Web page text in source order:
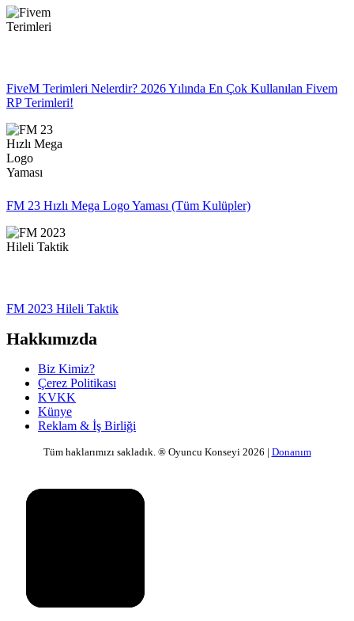
FiveM Terimleri Nelerdir? 2026 Yılında En Çok Kullanılan Fivem
RP Terimleri!
FM 23 Hızlı Mega Logo Yaması (Tüm Kulüpler)
FM 2023 Hileli Taktik
Hakkımızda
Biz Kimiz?
Çerez Politikası
KVKK
Künye
Reklam & İş Birliği
Tüm haklarımızı sakladık. ® Oyuncu Konseyi 2026 | Donanım